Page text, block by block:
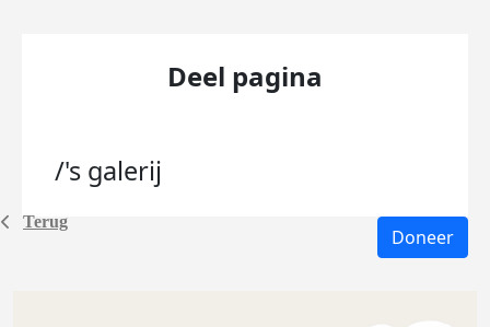
Terug
Deel pagina
/'s galerij
Doneer